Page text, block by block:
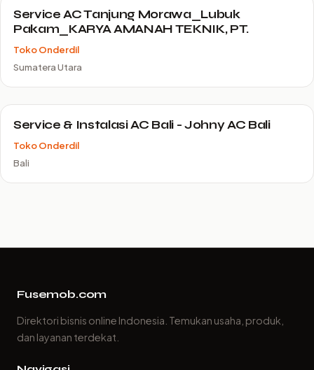
Service AC Tanjung Morawa_Lubuk
Pakam_KARYA AMANAH TEKNIK, PT.
Toko Onderdil
Sumatera Utara
Service & Instalasi AC Bali - Johny AC Bali
Toko Onderdil
Bali
Fusemob.com
Direktori bisnis online Indonesia. Temukan usaha, produk,
dan layanan terdekat.